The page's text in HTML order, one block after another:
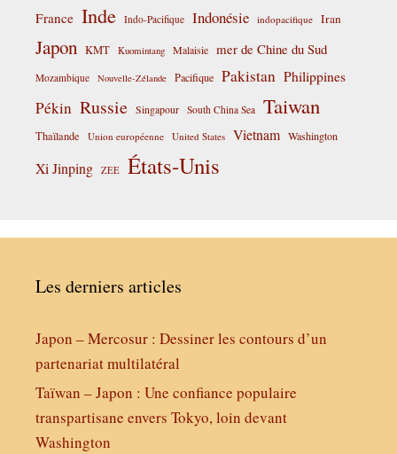
France Inde Indo-Pacifique Indonésie indopacifique Iran
Japon KMT Kuomintang Malaisie mer de Chine du Sud
Mozambique Nouvelle-Zélande Pacifique Pakistan Philippines
Pékin Russie Singapour South China Sea Taiwan
Thaïlande Union européenne United States Vietnam Washington
Xi Jinping ZEE États-Unis
Les derniers articles
Japon – Mercosur : Dessiner les contours d’un
partenariat multilatéral
Taïwan – Japon : Une confiance populaire
transpartisane envers Tokyo, loin devant
Washington